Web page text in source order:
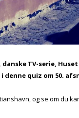
TV-serie, Huset
quiz om 50.
og se om du